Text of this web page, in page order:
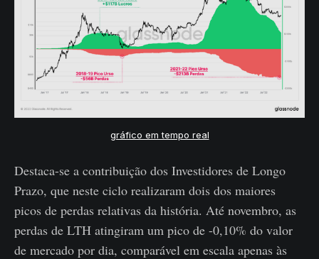
gráfico em tempo real
Destaca-se a contribuição dos Investidores de Longo
Prazo, que neste ciclo realizaram dois dos maiores
picos de perdas relativas da história. Até novembro, as
perdas de LTH atingiram um pico de -0,10% do valor
de mercado por dia, comparável em escala apenas às